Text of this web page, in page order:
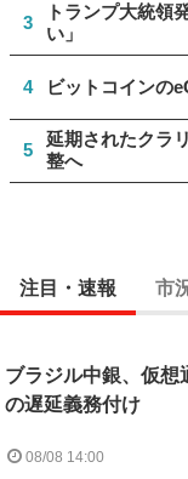
3
トランプ大統領
い」
4 ビットコインの
5
延期されたクラ
整へ
注目・速報 市
ブラジル中銀、仮想
の遅延義務付け
08/08 14:00